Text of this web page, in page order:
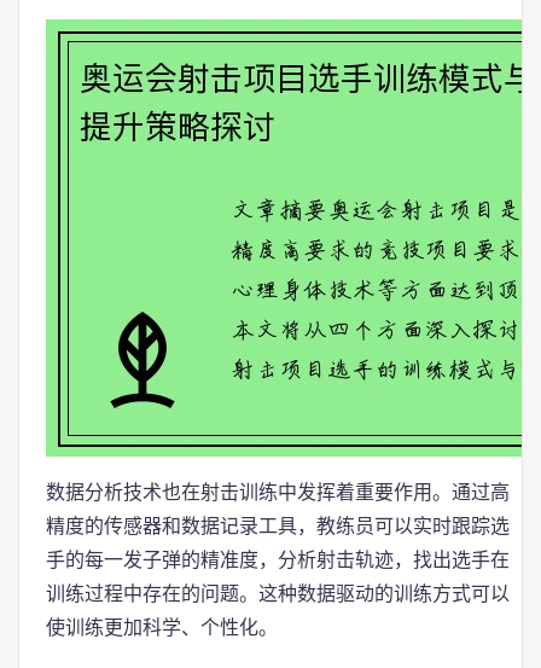
数据分析技术也在射击训练中发挥着重要作用。通过高
精度的传感器和数据记录工具，教练员可以实时跟踪选
手的每一发子弹的精准度，分析射击轨迹，找出选手在
训练过程中存在的问题。这种数据驱动的训练方式可以
使训练更加科学、个性化。